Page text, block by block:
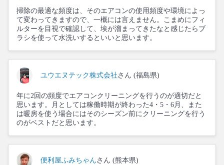
掃除の最適な頻度は、そのエアコンの使用頻度や環境によっ
て変わってきますので、一概には言えません。こまめにフィ
ルターを目視で確認して、埃が溜まってきたなと感じたらブ
ラシを使って水洗いするといいと思います。
ユウエヌテック株式会社 さん (福島県)
年に2回の頻度でエアコンクリーニングを行うのが適切だと
思います。月としては稼働時期が終わった4・5・6月、また
は暖房を使う場合にはそのシーズン前にクリーニングを行う
のがベストだと思います。
便利屋ふみちゃん さん (熊本県)